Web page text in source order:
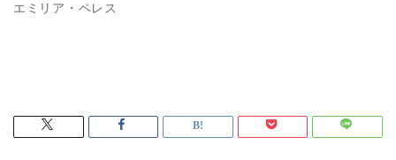
エミリア・ペレス